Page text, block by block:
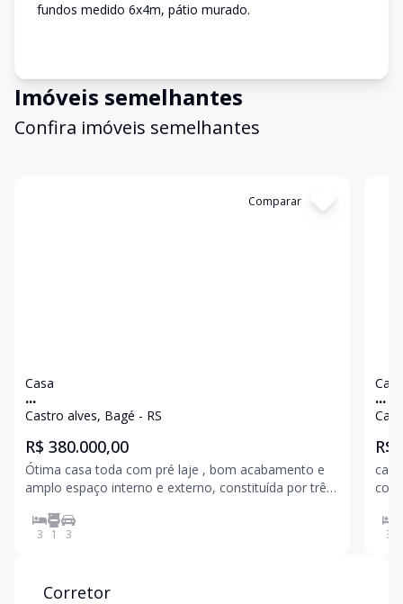
fundos medido 6x4m, pátio murado.
Imóveis semelhantes
Confira imóveis semelhantes
Comparar
Casa
...
Castro alves, Bagé - RS
R$ 380.000,00
Ótima casa toda com pré laje , bom acabamento e
amplo espaço interno e externo, constituída por três
3 1 3
Casa
...
R$
3
Corretor